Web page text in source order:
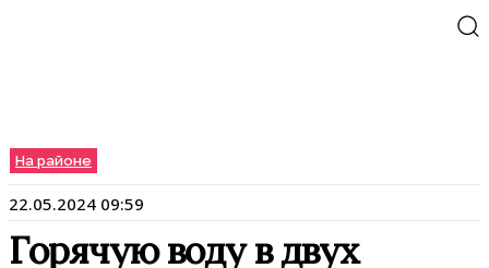
На районе
22.05.2024 09:59
Горячую воду в двух